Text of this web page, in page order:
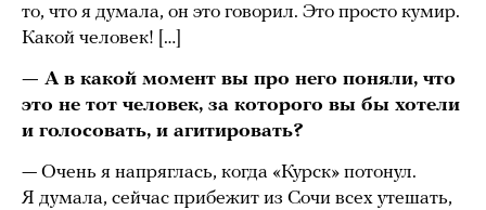
то, что я думала, он это говорил. Это просто кумир.
Какой человек! […]
— А в какой момент вы про него поняли, что
это не тот человек, за которого вы бы хотели
и голосовать, и агитировать?
— Очень я напряглась, когда «Курск» потонул.
Я думала, сейчас прибежит из Сочи всех утешать,